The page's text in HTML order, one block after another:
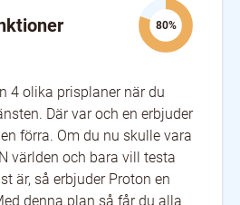
80%
4 olika prisplaner när du
Där var och en erbjuder
förra. Om du nu skulle vara
världen och bara vill testa
är, så erbjuder Proton en
denna plan så får du alla